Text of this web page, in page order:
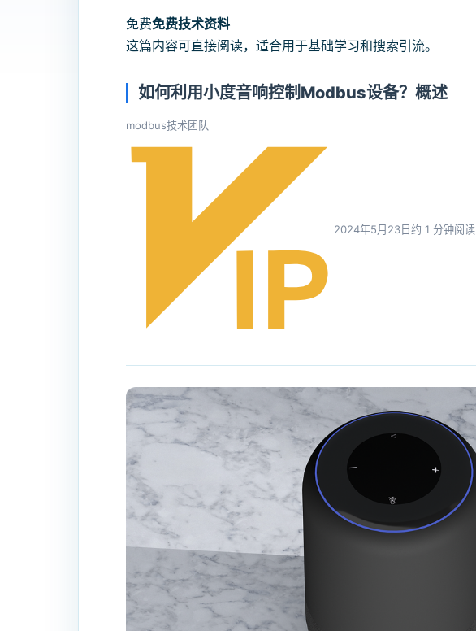
免费免费技术资料
这篇内容可直接阅读，适合用于基础学习和搜索引流。
如何利用小度音响控制Modbus设备？概述
modbus技术团队
2024年5月23日约 1 分钟阅读